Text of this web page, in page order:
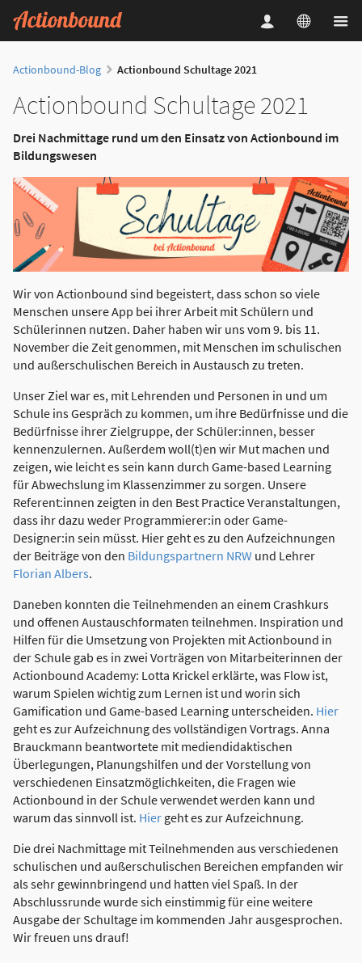
Actionbound-Blog Actionbound Schultage 2021
Actionbound Schultage 2021
Drei Nachmittage rund um den Einsatz von Actionbound im
Bildungswesen
Wir von Actionbound sind begeistert, dass schon so viele
Menschen unsere App bei ihrer Arbeit mit Schülern und
Schülerinnen nutzen. Daher haben wir uns vom 9. bis 11.
November die Zeit genommen, mit Menschen im schulischen
und außerschulischen Bereich in Austausch zu treten.
Unser Ziel war es, mit Lehrenden und Personen in und um
Schule ins Gespräch zu kommen, um ihre Bedürfnisse und die
Bedürfnisse ihrer Zielgruppe, der Schüler:innen, besser
kennenzulernen. Außerdem woll(t)en wir Mut machen und
zeigen, wie leicht es sein kann durch Game-based Learning
für Abwechslung im Klassenzimmer zu sorgen. Unsere
Referent:innen zeigten in den Best Practice Veranstaltungen,
dass ihr dazu weder Programmierer:in oder Game-
Designer:in sein müsst. Hier geht es zu den Aufzeichnungen
der Beiträge von den Bildungspartnern NRW und Lehrer
Florian Albers.
Daneben konnten die Teilnehmenden an einem Crashkurs
und offenen Austauschformaten teilnehmen. Inspiration und
Hilfen für die Umsetzung von Projekten mit Actionbound in
der Schule gab es in zwei Vorträgen von Mitarbeiterinnen der
Actionbound Academy: Lotta Krickel erklärte, was Flow ist,
warum Spielen wichtig zum Lernen ist und worin sich
Gamification und Game-based Learning unterscheiden. Hier
geht es zur Aufzeichnung des vollständigen Vortrags. Anna
Brauckmann beantwortete mit mediendidaktischen
Überlegungen, Planungshilfen und der Vorstellung von
verschiedenen Einsatzmöglichkeiten, die Fragen wie
Actionbound in der Schule verwendet werden kann und
warum das sinnvoll ist. Hier geht es zur Aufzeichnung.
Die drei Nachmittage mit Teilnehmenden aus verschiedenen
schulischen und außerschulischen Bereichen empfanden wir
als sehr gewinnbringend und hatten viel Spaß. In der
Abschlussrunde wurde sich einstimmig für eine weitere
Ausgabe der Schultage im kommenden Jahr ausgesprochen.
Wir freuen uns drauf!